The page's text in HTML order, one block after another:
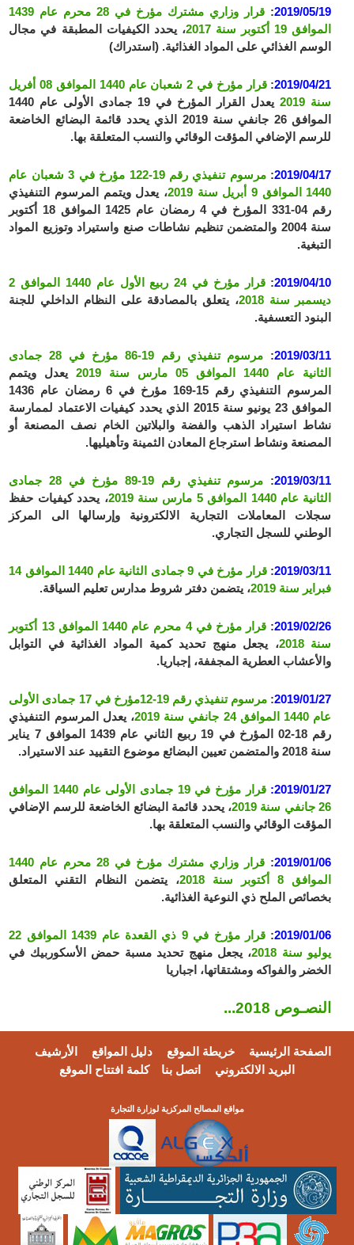
2019/05/19
:
قرار وزاري مشترك مؤرخ في 28 محرم عام 1439
الموافق 19 أكتوبر سنة 2017
، يحدد الكيفيات المطبقة في مجال
الوسم الغذائي على المواد الغذائية. (استدراك)
2019/04/21
:
قرار مؤرخ في 2 شعبان عام 1440 الموافق 08 أفريل
سنة 2019
يعدل القرار المؤرخ في 19 جمادى الأولى عام 1440
الموافق 26 جانفي سنة 2019 الذي يحدد قائمة البضائع الخاضعة
للرسم الإضافي المؤقت الوقائي والنسب المتعلقة بها.
2019/04/17
:
مرسوم تنفيذي رقم 19-122 مؤرخ في 3 شعبان عام
1440 الموافق 9 أبريل سنة 2019
، يعدل ويتمم المرسوم التنفيذي
رقم 04-331 المؤرخ في 4 رمضان عام 1425 الموافق 18 أكتوبر
سنة 2004 والمتضمن تنظيم نشاطات صنع واستيراد وتوزيع المواد
التبغية.
2019/04/10
:
قرار مؤرخ في 24 ربيع الأول عام 1440 الموافق 2
ديسمبر سنة 2018
، يتعلق بالمصادقة على النظام الداخلي للجنة
البنود التعسفية.
2019/03/11
:
مرسوم تنفيذي رقم 19-86 مؤرخ في 28 جمادى
الثانية عام 1440 الموافق 05 مارس سنة 2019
يعدل ويتمم
المرسوم التنفيذي رقم 15-169 مؤرخ في 6 رمضان عام 1436
الموافق 23 يونيو سنة 2015 الذي يحدد كيفيات الاعتماد لممارسة
نشاط استيراد الذهب والفضة والبلاتين الخام نصف المصنعة أو
المصنعة ونشاط استرجاع المعادن الثمينة وتأهيليها.
2019/03/11
:
مرسوم تنفيذي رقم 19-89 مؤرخ في 28 جمادى
الثانية عام 1440 الموافق 5 مارس سنة 2019
، يحدد كيفيات حفظ
سجلات المعاملات التجارية الالكترونية وإرسالها الى المركز
الوطني للسجل التجاري.
2019/03/11
:
قرار مؤرخ في 9 جمادى الثانية عام 1440 الموافق 14
فبراير سنة 2019
، يتضمن دفتر شروط مدارس تعليم السياقة.
2019/02/26
:
قرار مؤرخ في 4 محرم عام 1440 الموافق 13 أكتوبر
سنة 2018
، يجعل منهج تحديد كمية المواد الغذائية في التوابل
والأعشاب العطرية المجففة، إجباريا.
2019/01/27
:
مرسوم تنفيذي رقم 19-12مؤرخ في 17 جمادى الأولى
عام 1440 الموافق 24 جانفي سنة 2019
، يعدل المرسوم التنفيذي
رقم 18-02 المؤرخ في 19 ربيع الثاني عام 1439 الموافق 7 يناير
سنة 2018 والمتضمن تعيين البضائع موضوع التقييد عند الاستيراد.
2019/01/27:
قرار مؤرخ في 19 جمادى الأولى عام 1440 الموافق
26 جانفي سنة 2019
، يحدد قائمة البضائع الخاضعة للرسم الإضافي
المؤقت الوقائي والنسب المتعلقة بها.
2019/01/06
:
قرار وزاري مشترك مؤرخ في 28 محرم عام 1440
الموافق 8 أكتوبر سنة 2018
، يتضمن النظام التقني المتعلق
بخصائص الملح ذي النوعية الغذائية.
2019/01/06
:
قرار مؤرخ في 9 ذي القعدة عام 1439 الموافق 22
يوليو سنة 2018
، يجعل منهج تحديد مسبة حمض الأسكوربيك في
الخضر والفواكه ومشتقاتها، اجباريا
النصـوص 2018...
الصفحة الرئيسية خريطة الموقع دليل المواقع
الأرشيف
البريد الالكتروني
اتصل بنا كلمة افتتاح الموقع
مواقع المصالح المركزية لوزارة التجارة